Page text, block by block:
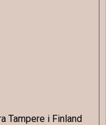
Tampere i Finland